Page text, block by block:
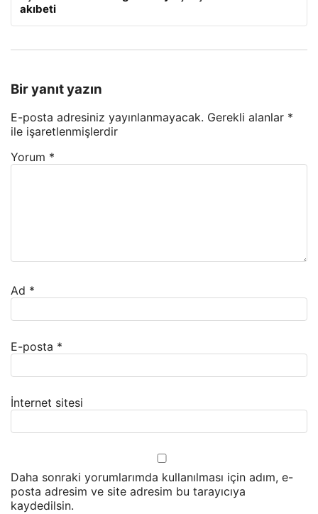
akıbeti
Bir yanıt yazın
E-posta adresiniz yayınlanmayacak. Gerekli alanlar *
ile işaretlenmişlerdir
Yorum *
Ad *
E-posta *
İnternet sitesi
Daha sonraki yorumlarımda kullanılması için adım, e-
posta adresim ve site adresim bu tarayıcıya
kaydedilsin.